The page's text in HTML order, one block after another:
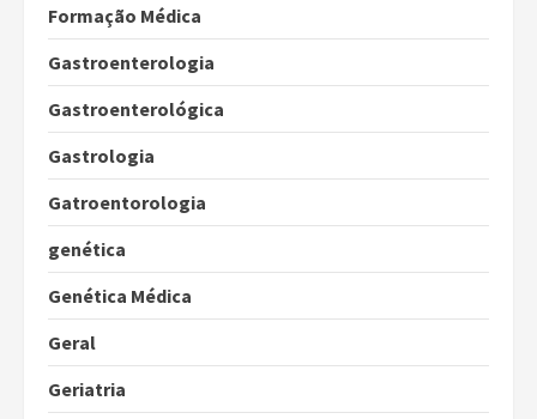
Formação Médica
Gastroenterologia
Gastroenterológica
Gastrologia
Gatroentorologia
genética
Genética Médica
Geral
Geriatria